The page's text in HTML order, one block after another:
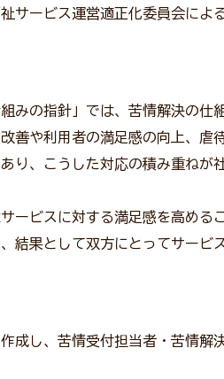
サービス運営適正化委員会によ
みの指針」では、苦情解決の仕
善や利用者の満足感の向上、虐
り、こうした対応の積み重ねが
ービスに対する満足感を高める
結果として双方にとってサービ
成し、苦情受付担当者・苦情解